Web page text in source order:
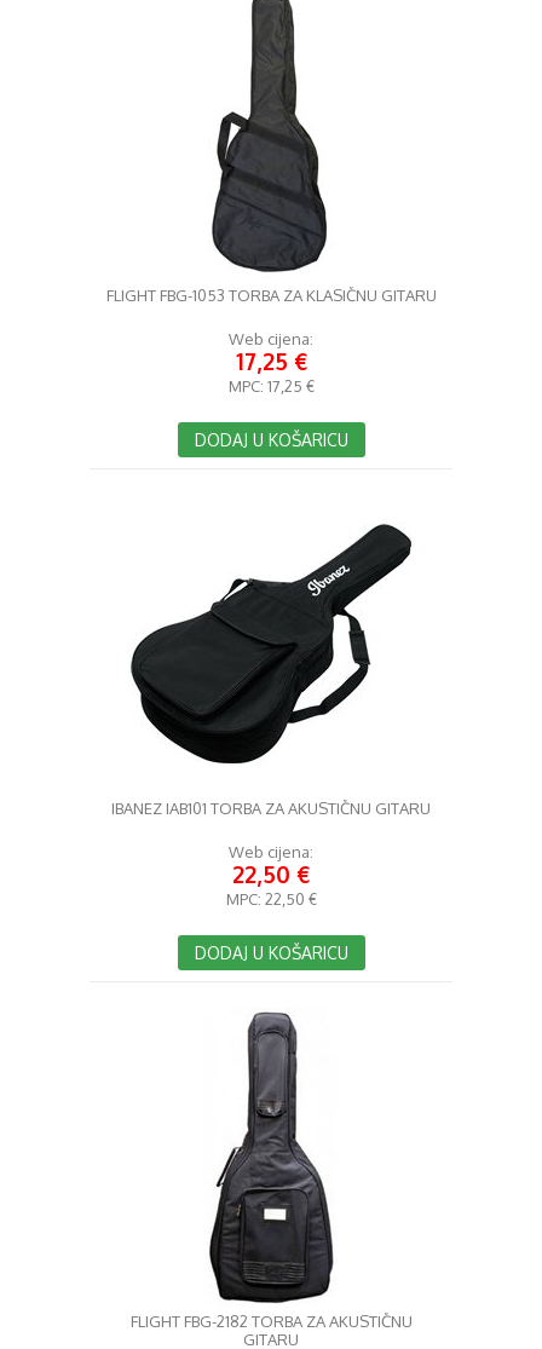
FLIGHT FBG-1053 TORBA ZA KLASIČNU GITARU
Web cijena:
17,25 €
MPC: 17,25 €
DODAJ U KOŠARICU
IBANEZ IAB101 TORBA ZA AKUSTIČNU GITARU
Web cijena:
22,50 €
MPC: 22,50 €
DODAJ U KOŠARICU
FLIGHT FBG-2182 TORBA ZA AKUSTIČNU
GITARU